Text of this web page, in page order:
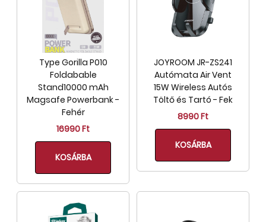
Type Gorilla P010
Foldabable
Stand10000 mAh
Magsafe Powerbank -
Fehér
16990 Ft
KOSÁRBA
JOYROOM JR-ZS241
Autómata Air Vent
15W Wireless Autós
Töltő és Tartó - Fek
8990 Ft
KOSÁRBA